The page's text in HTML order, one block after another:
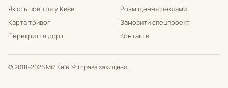
Якість повітря у Києві
Карта тривог
Перекриття доріг
Розміщення реклами
Замовити спецпроект
Контакти
© 2018–2026 Мій Київ. Усі права захищено.